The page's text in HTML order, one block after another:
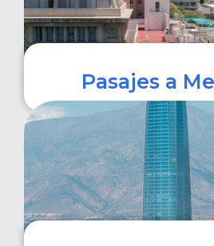
Pasajes a
COMPRAR